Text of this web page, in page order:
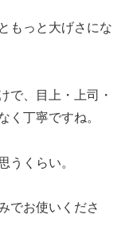
もっと大げさにな
で、目上・上司・
く丁寧ですね。
うくらい。
でお使いくださ